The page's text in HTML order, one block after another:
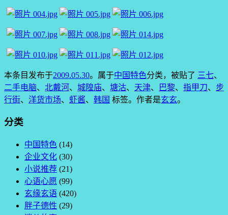
本条目发布于2009.05.30。属于中国特色分类，被贴了 三七、
二手电脑、 北戴河、 城隍庙、 塘沽、 天津、 巴黎、 指甲刀、 步
行街、 洋货市场、 虾酱、 韩国 标签。 作者是玄玄。
分类
中国特色 (14)
企业文化 (30)
小说推荐 (21)
心语心愿 (99)
玄缘玄语 (420)
胖子德性 (29)